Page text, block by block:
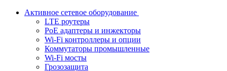
Активное сетевое оборудование
LTE роутеры
PoE адаптеры и инжекторы
Wi-Fi контроллеры и опции
Коммутаторы промышленные
Wi-Fi мосты
Грозозащита